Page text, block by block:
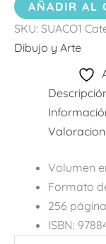
AÑADIR AL
SKU: SUACO1
Dibujo y Arte
Volumen
Formato
256
ISBN: